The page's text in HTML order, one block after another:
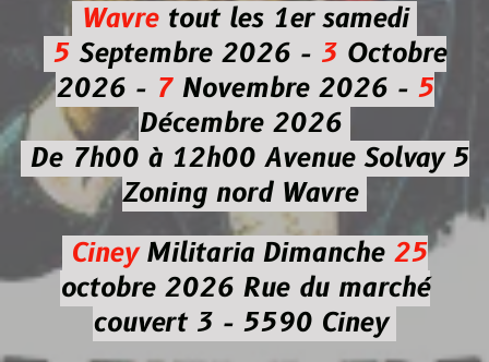
Wavretout les 1er samedi
5Septembre 2026 - 3Octobre
2026 -7Novembre 2026 - 5
Décembre 2026
De 7h00 à 12h00 Avenue Solvay 5
Zoning nord Wavre
CineyMilitaria Dimanche 25
octobre 2026Rue du marché
couvert 3 - 5590 Ciney